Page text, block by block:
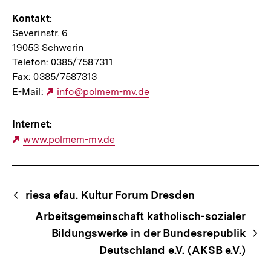
Kontakt:
Severinstr. 6
19053 Schwerin
Telefon: 0385/7587311
Fax: 0385/7587313
E-Mail:
Externer
info@polmem-mv.de
Internet:
Externer
www.polmem-mv.de
Begriffsnavigation
Content-
Navigation
riesa efau. Kultur Forum Dresden
Arbeitsgemeinschaft katholisch-sozialer
Bildungswerke in der Bundesrepublik
Deutschland e.V. (AKSB e.V.)